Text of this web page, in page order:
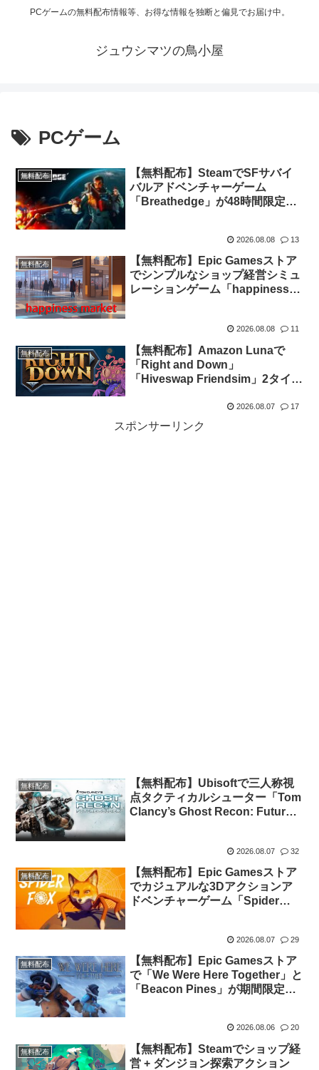
PCゲームの無料配布情報等、お得な情報を独断と偏見でお届け中。
ジュウシマツの鳥小屋
PCゲーム
無料配布
【無料配布】SteamでSFサバイ
バルアドベンチャーゲーム
「Breathedge」が48時間限定で
2026.08.08 13
無料配布
【無料配布】Epic Gamesストア
でシンプルなショップ経営シミュ
レーションゲーム「happiness
2026.08.08 11
無料配布
【無料配布】Amazon Lunaで
「Right and Down」
「Hiveswap Friendsim」2タイト
（Amazon Prime会員限定）
2026.08.07 17
スポンサーリンク
無料配布
【無料配布】Ubisoftで三人称視
点タクティカルシューター「Tom
Clancy’s Ghost Recon: Future
2026.08.07 32
無料配布
【無料配布】Epic Gamesストア
でカジュアルな3Dアクションア
ドベンチャーゲーム「Spider
2026.08.07 29
無料配布
【無料配布】Epic Gamesストア
で「We Were Here Together」と
「Beacon Pines」が期間限定で
2026.08.06 20
無料配布
【無料配布】Steamでショップ経
営 + ダンジョン探索アクション